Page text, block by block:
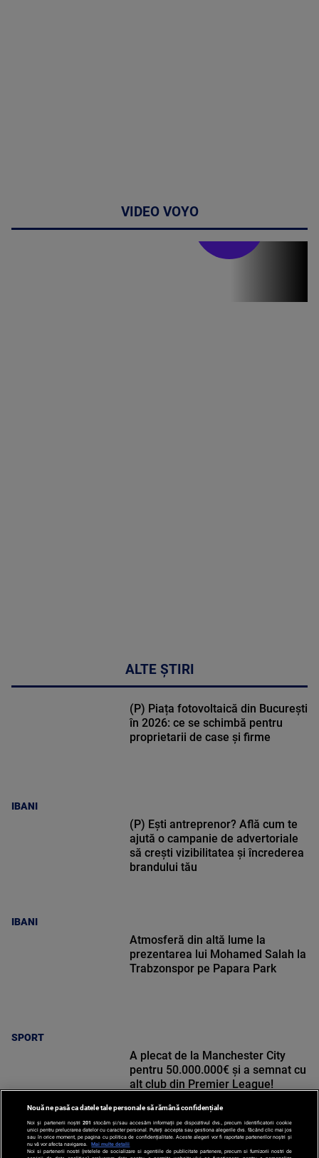
VIDEO VOYO
Stirile PRO TV
ALTE ȘTIRI
IBANI
(P) Piața fotovoltaică din București
în 2026: ce se schimbă pentru
proprietarii de case și firme
IBANI
(P) Ești antreprenor? Află cum te
ajută o campanie de advertoriale
să crești vizibilitatea și încrederea
brandului tău
SPORT
Atmosferă din altă lume la
prezentarea lui Mohamed Salah la
Trabzonspor pe Papara Park
SPORT
A plecat de la Manchester City
pentru 50.000.000€ și a semnat cu
alt club din Premier League!
Nouă ne pasă ca datele tale personale să rămână confidențiale
Noi și partenerii noștri 201 stocăm și/sau accesăm informații pe dispozitivul dvs., precum identificatorii cookie
unici pentru prelucrarea datelor cu caracter personal. Puteți accepta sau gestiona alegerile dvs. făcând clic mai jos
sau în orice moment, pe pagina cu politica de confidențialitate. Aceste alegeri vor fi raportate partenerilor noștri și
nu vă vor afecta navigarea.
Mai multe detalii
Noi si partenerii nostri (retelele de socializare si agentiile de publicitate partenere, precum si furnizorii nostri de